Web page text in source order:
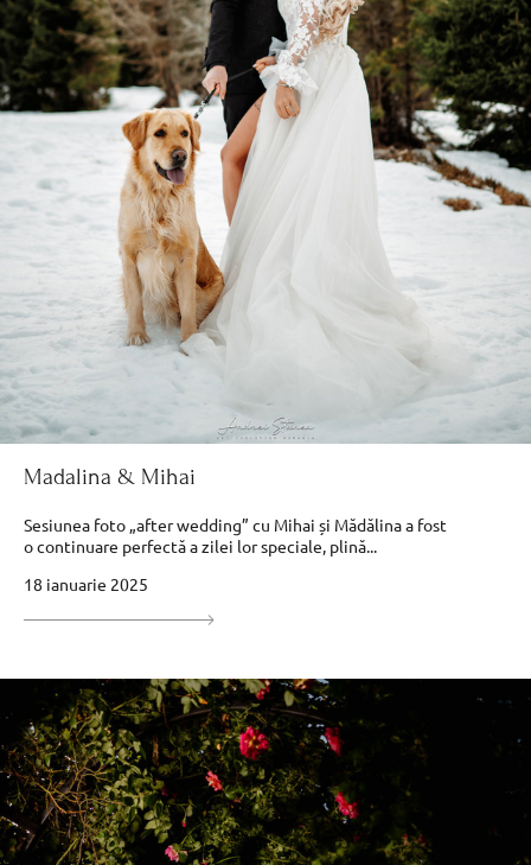
Madalina & Mihai
Sesiunea foto „after wedding” cu Mihai și Mădălina a fost
o continuare perfectă a zilei lor speciale, plină...
18 ianuarie 2025